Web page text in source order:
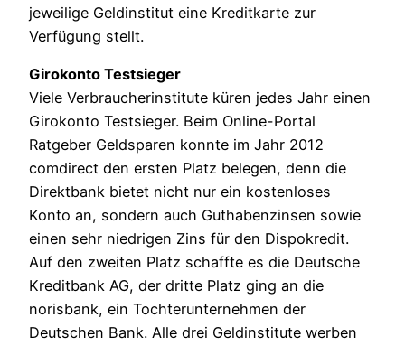
jeweilige Geldinstitut eine Kreditkarte zur
Verfügung stellt.
Girokonto Testsieger
Viele Verbraucherinstitute küren jedes Jahr einen
Girokonto Testsieger. Beim Online-Portal
Ratgeber Geldsparen konnte im Jahr 2012
comdirect den ersten Platz belegen, denn die
Direktbank bietet nicht nur ein kostenloses
Konto an, sondern auch Guthabenzinsen sowie
einen sehr niedrigen Zins für den Dispokredit.
Auf den zweiten Platz schaffte es die Deutsche
Kreditbank AG, der dritte Platz ging an die
norisbank, ein Tochterunternehmen der
Deutschen Bank. Alle drei Geldinstitute werben